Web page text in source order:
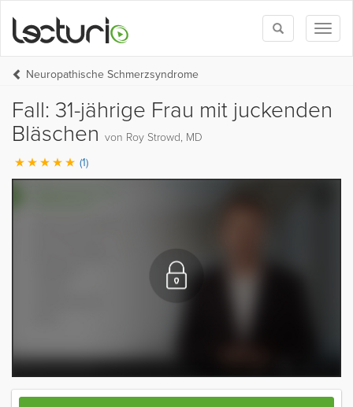
Toggle
search
Neuropathische Schmerzsyndrome
Fall: 31-jährige Frau mit juckenden
Bläschen von Roy Strowd, MD
(1)